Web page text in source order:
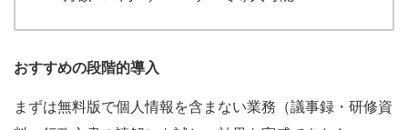
おすすめの段階的導入
まずは無料版で個人情報を含まない業務（議事録・研修資